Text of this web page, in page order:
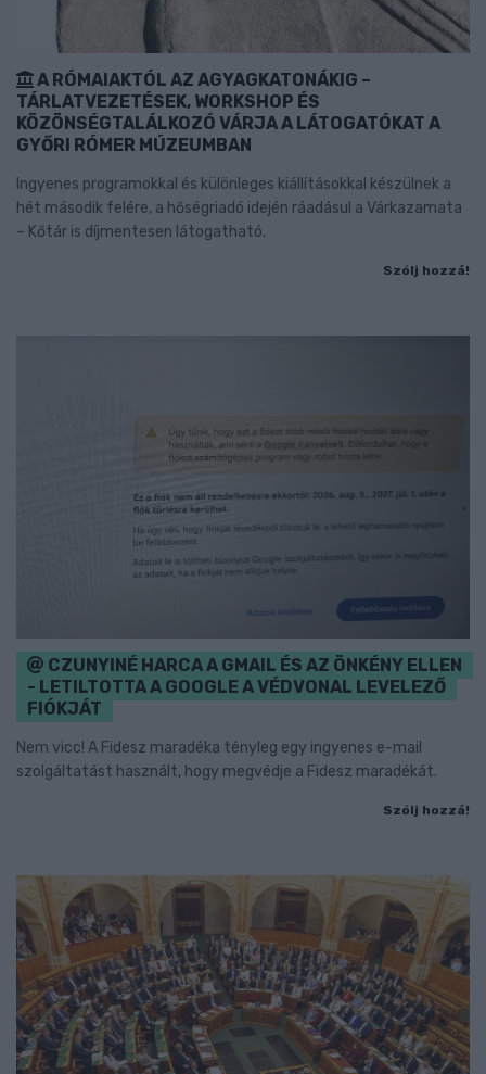
A RÓMAIAKTÓL AZ AGYAGKATONÁKIG –
TÁRLATVEZETÉSEK, WORKSHOP ÉS
KÖZÖNSÉGTALÁLKOZÓ VÁRJA A LÁTOGATÓKAT A
GYŐRI RÓMER MÚZEUMBAN
Ingyenes programokkal és különleges kiállításokkal készülnek a
hét második felére, a hőségriadó idején ráadásul a Várkazamata
– Kőtár is díjmentesen látogatható.
Szólj hozzá!
CZUNYINÉ HARCA A GMAIL ÉS AZ ÖNKÉNY ELLEN
- LETILTOTTA A GOOGLE A VÉDVONAL LEVELEZŐ
FIÓKJÁT
Nem vicc! A Fidesz maradéka tényleg egy ingyenes e-mail
szolgáltatást használt, hogy megvédje a Fidesz maradékát.
Szólj hozzá!